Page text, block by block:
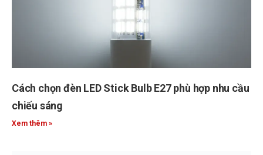
Cách chọn đèn LED Stick Bulb E27 phù hợp nhu cầu
chiếu sáng
Xem thêm »